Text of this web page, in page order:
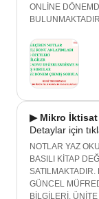
ONLİNE
▶ Mikro İktisat
Detaylar için
NOTLAR YAZ
BASILI KİTAP
GÜNCEL
BİLGİLERİ,